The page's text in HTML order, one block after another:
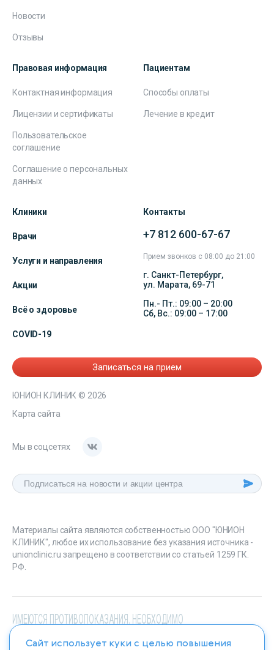
Новости
Отзывы
Правовая информация
Контактная информация
Лицензии и сертификаты
Пользовательское
соглашение
Соглашение о персональных
данных
Пациентам
Способы оплаты
Лечение в кредит
Клиники
Врачи
Услуги и направления
Акции
Всё о здоровье
COVID-19
Контакты
+7 812 600-67-67
Прием звонков с 08:00 до 21:00
г. Санкт-Петербург,
ул. Марата, 69-71
Пн.- Пт.: 09:00 – 20:00
Сб, Вс.: 09:00 – 17:00
Записаться на прием
ЮНИОН КЛИНИК © 2026
Карта сайта
Мы в соцсетях
Материалы сайта являются собственностью ООО "ЮНИОН
КЛИНИК", любое их использование без указания источника -
unionclinic.ru запрещено в соответствии со статьей 1259 ГК.
РФ.
ИМЕЮТСЯ ПРОТИВОПОКАЗАНИЯ. НЕОБХОДИМО
ПРОКОНСУЛЬТИРОВАТЬСЯ СО СПЕЦИАЛИСТОМ
Сайт использует куки с целью повышения